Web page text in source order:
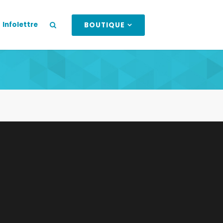
Infolettre BOUTIQUE